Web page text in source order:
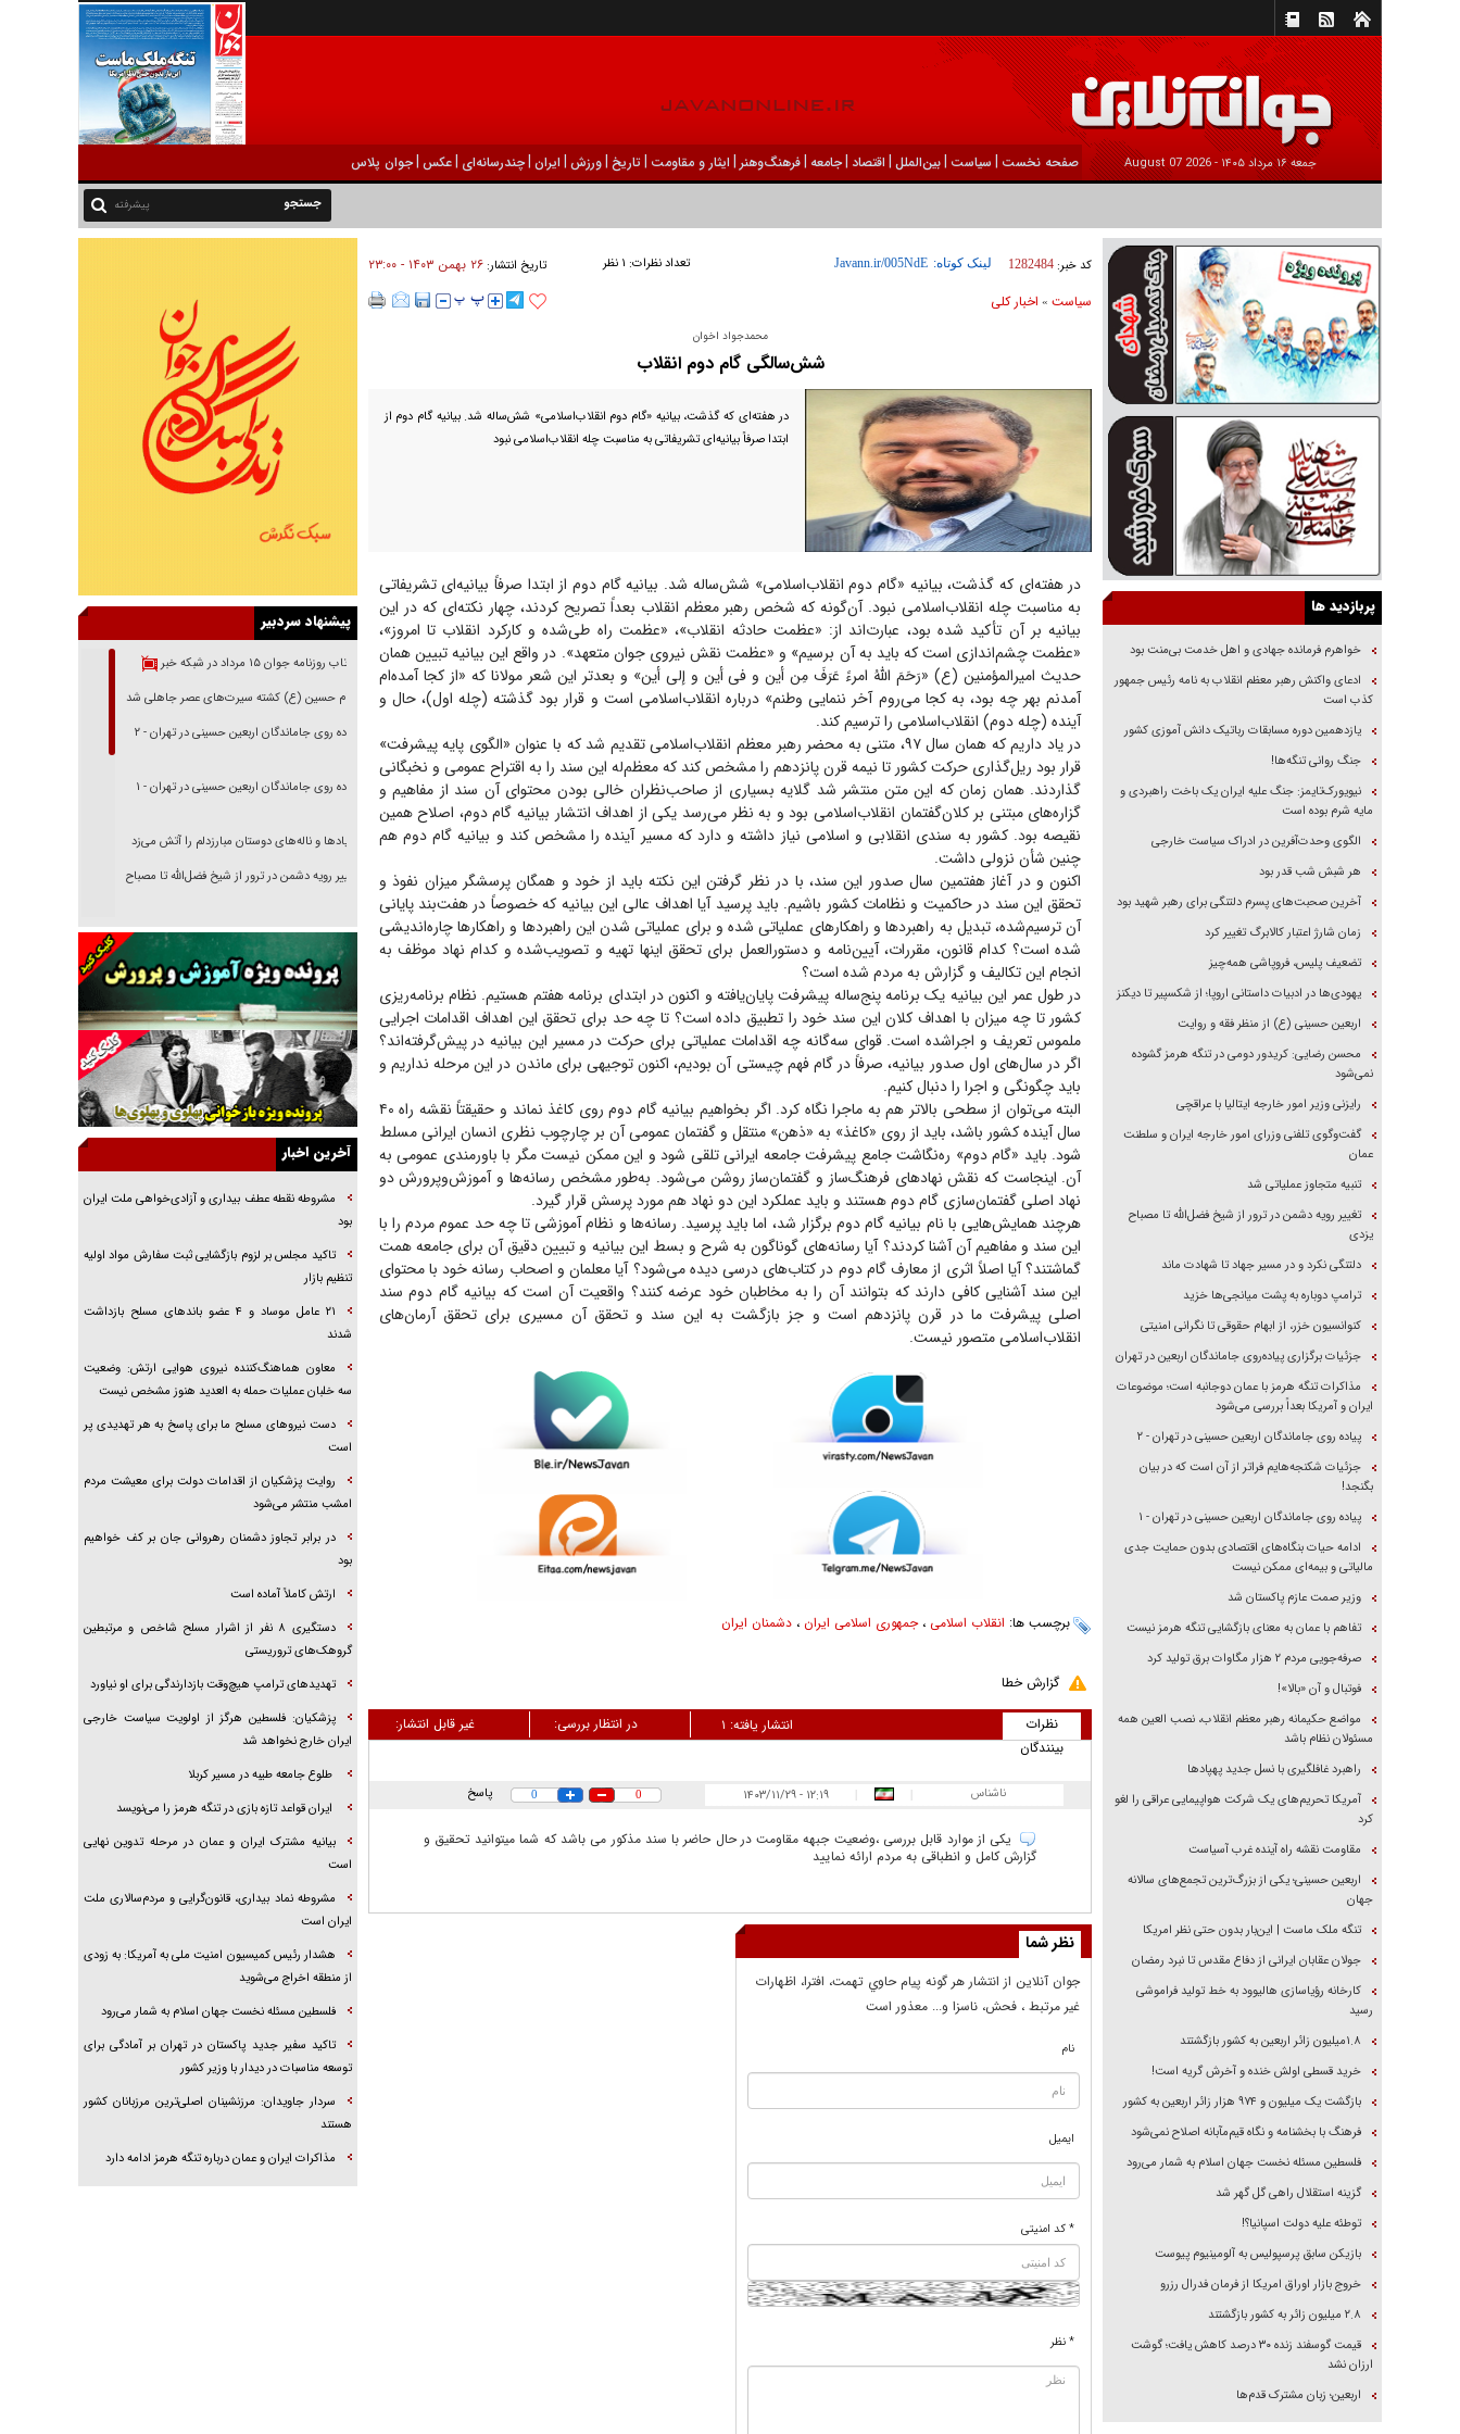
جمعه ۱۶ مرداد ۱۴۰۵ - 2026 August 07 صفحه نخست | سیاست |بين‌الملل | اقتصاد |جامعه |فرهنگ‌و‌هنر | ایثار و مقاومت |تاریخ |ورزش | ايران |چندرسانه‌ای |عکس |جوان پلاس
پیشرفته
کد خبر: 1282484 لینک کوتاه: تعداد نظرات: ۱ نظر تاریخ انتشار:۲۶ بهمن ۱۴۰۳ - ۲۳:۰۰
سیاست» اخبار کلی
محمدجواد اخوان
شش‌سالگی گام دوم انقلاب
در هفته‌ای که گذشت، بیانیه «گام دوم انقلاب‌اسلامی» شش‌ساله شد. بیانیه گام دوم از
ابتدا صرفاً بیانیه‌ای تشریفاتی به مناسبت چله انقلاب‌اسلامی نبود
در هفته‌ای که گذشت، بیانیه «گام دوم انقلاب‌اسلامی» شش‌ساله شد. بیانیه گام دوم از ابتدا صرفاً بیانیه‌ای تشریفاتی
به مناسبت چله انقلاب‌اسلامی نبود. آن‌گونه که شخص رهبر معظم انقلاب بعداً تصریح کردند، چهار نکته‌ای که در این
بیانیه بر آن تأکید شده بود، عبارت‌اند از: «عظمت حادثه انقلاب»، «عظمت راه طی‌شده و کارکرد انقلاب تا امروز»،
«عظمت چشم‌اندازی است که باید به آن برسیم» و «عظمت نقش نیروی جوان متعهد». در واقع این بیانیه تبیین همان
حدیث امیرالمؤمنین (ع) «رَحَمَ اللهُ امرءً عَرَفَ مِن أین و فی أین و إلی أین» و بعدتر این شعر مولانا که «از کجا آمده‌ام
آمدنم بهر چه بود، به کجا می‌روم آخر ننمایی وطنم» درباره انقلاب‌اسلامی است و قرار بود گذشته (چله اول)، حال و
آینده (چله دوم) انقلاب‌اسلامی را ترسیم کند.
در یاد داریم که همان سال ۹۷، متنی به محضر رهبر معظم انقلاب‌اسلامی تقدیم شد که با عنوان «الگوی پایه پیشرفت»
قرار بود ریل‌گذاری حرکت کشور تا نیمه قرن پانزدهم را مشخص کند که معظم‌له این سند را به اقتراح عمومی و نخبگانی
گذاردند. همان زمان که این متن منتشر شد گلایه بسیاری از صاحب‌نظران خالی بودن محتوای آن سند از مفاهیم و
گزاره‌های مبتنی بر کلان‌گفتمان انقلاب‌اسلامی بود و به نظر می‌رسد یکی از اهداف انتشار بیانیه گام دوم، اصلاح همین
نقیصه بود. کشور به سندی انقلابی و اسلامی نیاز داشته و دارد که مسیر آینده را مشخص کند و بیانیه گام دوم هم
چنین شأن نزولی داشت.
اکنون و در آغاز هفتمین سال صدور این سند، با در نظر گرفتن این نکته باید از خود و همگان پرسشگر میزان نفوذ و
تحقق این سند در حاکمیت و نظامات کشور باشیم. باید پرسید آیا اهداف عالی این بیانیه که خصوصاً در هفت‌بند پایانی
آن ترسیم‌شده، تبدیل به راهبرد‌ها و راهکار‌های عملیاتی شده و برای عملیاتی شدن این راهبرد‌ها و راهکار‌ها چاره‌اندیشی
شده است؟ کدام قانون، مقررات، آیین‌نامه و دستورالعمل برای تحقق اینها تهیه و تصویب‌شده و کدام نهاد موظف به
انجام این تکالیف و گزارش به مردم شده است؟
در طول عمر این بیانیه یک برنامه پنج‌ساله پیشرفت پایان‌یافته و اکنون در ابتدای برنامه هفتم هستیم. نظام برنامه‌ریزی
کشور تا چه میزان با اهداف کلان این سند خود را تطبیق داده است؟ تا چه حد برای تحقق این اهداف اقدامات اجرایی
ملموس تعریف و اجراشده است. قوای سه‌گانه چه اقدامات عملیاتی برای حرکت در مسیر این بیانیه در پیش‌گرفته‌اند؟
اگر در سال‌های اول صدور بیانیه، صرفاً در گام فهم چیستی آن بودیم، اکنون توجیهی برای ماندن در این مرحله نداریم و
باید چگونگی و اجرا را دنبال کنیم.
البته می‌توان از سطحی بالاتر هم به ماجرا نگاه کرد. اگر بخواهیم بیانیه گام دوم روی کاغذ نماند و حقیقتاً نقشه راه ۴۰
سال آینده کشور باشد، باید از روی «کاغذ» به «ذهن» منتقل و گفتمان عمومی آن بر چارچوب نظری انسان ایرانی مسلط
شود. باید «گام دوم» ره‌نگاشت جامع پیشرفت جامعه ایرانی تلقی شود و این ممکن نیست مگر با باورمندی عمومی به
آن. اینجاست که نقش نهاد‌های فرهنگ‌ساز و گفتمان‌ساز روشن می‌شود. به‌طور مشخص رسانه‌ها و آموزش‌وپرورش دو
نهاد اصلی گفتمان‌سازی گام دوم هستند و باید عملکرد این دو نهاد هم مورد پرسش قرار گیرد.
هرچند همایش‌هایی با نام بیانیه گام دوم برگزار شد، اما باید پرسید. رسانه‌ها و نظام آموزشی تا چه حد عموم مردم را با
این سند و مفاهیم آن آشنا کردند؟ آیا رسانه‌های گوناگون به شرح و بسط این بیانیه و تبیین دقیق آن برای جامعه همت
گماشتند؟ آیا اصلاً اثری از معارف گام دوم در کتاب‌های درسی دیده می‌شود؟ آیا معلمان و اصحاب رسانه خود با محتوای
این سند آشنایی کافی دارند که بتوانند آن را به مخاطبان خود عرضه کنند؟ واقعیت آن است که بیانیه گام دوم سند
اصلی پیشرفت ما در قرن پانزدهم است و جز بازگشت به این سند و تحقق آن مسیری برای تحقق آرمان‌های
انقلاب‌اسلامی متصور نیست.
برچسب ها: انقلاب اسلامی ،جمهوری اسلامی ایران ، دشمنان ایران
گزارش خطا
نظرات
بینندگان
غیر قابل انتشار: در انتظار بررسی: انتشار یافته: ۱
ناشناس |
| ۱۲:۱۹ - ۱۴۰۳/۱۱/۲۹ 0
0 پاسخ
یکی از موارد قابل بررسی ،وضعیت جبهه مقاومت در حال حاضر با سند مذکور می باشد که شما میتوانید تحقیق و
گزارش کامل و انطباقی به مردم ارائه نمایید
نظر شما
جوان آنلاين از انتشار هر گونه پيام حاوي تهمت، افترا، اظهارات
غير مرتبط ، فحش، ناسزا و... معذور است
نام
ایمیل
* کد امنیتی
* نظر
پربازدید ها
خواهرم فرمانده جهادی و اهل خدمت بی‌منت بود
ادعای واکنش رهبر معظم انقلاب به نامه رئیس جمهور
کذب است
یازدهمین دوره مسابقات رباتیک دانش آموزی کشور
جنگ روانی تنگه‌ها!
نیویورک‌تایمز: جنگ علیه ایران یک باخت راهبردی و
مایه شرم بوده است
الگوی وحدت‌آفرین در ادراک سیاست خارجی
هر شبش شب قدر بود
آخرین صحبت‌های پسرم دلتنگی برای رهبر شهید بود
زمان شارژ اعتبار کالابرگ تغییر کرد
تضعیف پلیس، فروپاشی همه‌چیز
یهودی‌ها در ادبیات داستانی اروپا؛ از شکسپیر تا دیکنز
اربعین حسینی (ع) از منظر فقه و روایت
محسن رضایی: کریدور دومی در تنگه هرمز گشوده
نمی‌شود
رایزنی وزیر امور خارجه ایتالیا با عراقچی
گفت‌وگوی تلفنی وزرای امور خارجه ایران و سلطنت
عمان
تنبیه متجاوز عملیاتی شد
تغییر رویه دشمن در ترور از شیخ فضل‌الله تا مصباح
یزدی
دلتنگی نکرد و در مسیر جهاد تا شهادت ماند
ترامپ دوباره به پشت میانجی‌ها خزید
کنوانسیون خزر، از ابهام حقوقی تا نگرانی امنیتی
جزئیات برگزاری پیاده‌روی جاماندگان اربعین در تهران
مذاکرات تنگه هرمز با عمان دوجانبه است؛ موضوعات
ایران و آمریکا بعداً بررسی می‌شود
پیاده روی جاماندگان اربعین حسینی در تهران - ۲
جزئیات شکنجه‌هایم فراتر از آن است که در بیان
بگنجد!
پیاده روی جاماندگان اربعین حسینی در تهران - ۱
ادامه حیات بنگاه‌های اقتصادی بدون حمایت جدی
مالیاتی و بیمه‌ای ممکن نیست
وزیر صمت عازم پاکستان شد
تفاهم با عمان به معنای بازگشایی تنگه هرمز نیست
صرفه‌جویی مردم ۲ هزار مگاوات برق تولید کرد
فوتبال و آن «بالا»!
مواضع حکیمانه رهبر معظم انقلاب، نصب العین همه
مسئولان نظام باشد
راهبرد غافلگیری با نسل جدید پهپاد‌ها
آمریکا تحریم‌های یک شرکت هواپیمایی عراقی را لغو
کرد
مقاومت نقشه راه آینده غرب آسیاست
اربعین حسینی؛ یکی از بزرگ‌ترین تجمع‌های سالانه
جهان
تنگه ملک ماست | این‌بار بدون حتی نظر امریکا
جولان عقابان ایرانی از دفاع مقدس تا نبرد رمضان
کارخانه رؤیاسازی هالیوود به خط تولید فراموشی
رسید
۱.۸میلیون زائر اربعین به کشور بازگشتند
خرید قسطی اولش خنده و آخرش گریه است!
بازگشت یک میلیون و ۹۷۴ هزار زائر اربعین به کشور
فرهنگ با بخشنامه و نگاه قیم‌مآبانه اصلاح نمی‌شود
فلسطین مسئله نخست جهان اسلام به شمار می‌رود
گزینه استقلال راهی گل گهر شد
توطئه علیه دولت اسپانیا؟!
بازیکن سابق پرسپولیس به آلومینیوم پیوست
خروج بازار اوراق امریکا از فرمان فدرال رزرو
۲.۸ میلیون زائر به کشور بازگشتند
قیمت گوسفند زنده ۳۰ درصد کاهش یافت؛ گوشت
ارزان نشد
اربعین؛ زبان مشترک قدم‌ها
پیشنهاد سردبیر
بازتاب روزنامه جوان ۱۵ مرداد در شبکه خبر
امام حسین (ع) کشته سیرت‌های عصر جاهلی شد
پیاده روی جاماندگان اربعین حسینی در تهران - ۲
پیاده روی جاماندگان اربعین حسینی در تهران - ۱
فریاد‌ها و ناله‌های دوستان مبارزدلم را آتش می‌زد
تغییر رویه دشمن در ترور از شیخ فضل‌الله تا مصباح
خرید قسطی اولش خنده و آخرش گریه است!
فوتبال و آن «بالا»!
راهبرد غافلگیری با نسل جدید پهپاد‌ها
جنجال پزشکان تقلبی در صنعت زیبایی
یهودی‌ها در ادبیات داستانی اروپا؛ از شکسپیر تا
دیکنز
گفت‌وگو با خواهر یکی از شهدای جنگ رمضان/
خواهرم فرمانده جهادی و اهل خدمت بی‌منت بود
بگنجد!
برابر یورش به پاسگاه‌های پلیس
تحلیل ابعاد پیام رهبر انقلاب به حزب‌الله/ مقاومت
نقشه راه آینده غرب آسیا
آخرین اخبار
مشروطه نقطه عطف بیداری و آزادی‌خواهی ملت ایران
بود
تاکید مجلس بر لزوم بازگشایی ثبت سفارش مواد اولیه
تنظیم بازار
۲۱ عامل موساد و ۴ عضو باند‌های مسلح بازداشت
شدند
معاون هماهنگ‌کننده نیروی هوایی ارتش: وضعیت
سه خلبان عملیات حمله به العدید هنوز مشخص نیست
دست نیرو‌های مسلح ما برای پاسخ به هر تهدیدی پر
است
روایت پزشکیان از اقدامات دولت برای معیشت مردم
امشب منتشر می‌شود
در برابر تجاوز دشمنان رهروانی جان بر کف خواهیم
بود
ارتش کاملاً آماده است
دستگیری ۸ نفر از اشرار مسلح شاخص و مرتبطین
گروهک‌های تروریستی
تهدید‌های ترامپ هیچ‌وقت بازدارندگی برای او نیاورد
پزشکیان: فلسطین هرگز از اولویت سیاست خارجی
ایران خارج نخواهد شد
طلوع جامعه طیبه در مسیر کربلا
ایران قواعد تازه بازی در تنگه هرمز را می‌نویسد
بیانیه مشترک ایران و عمان در مرحله تدوین نهایی
است
مشروطه نماد بیداری، قانون‌گرایی و مردم‌سالاری ملت
ایران است
هشدار رئیس کمیسیون امنیت ملی به آمریکا: به زودی
از منطقه اخراج می‌شوید
فلسطین مسئله نخست جهان اسلام به شمار می‌رود
تاکید سفیر جدید پاکستان در تهران بر آمادگی برای
توسعه مناسبات در دیدار با وزیر کشور
سردار جاویدان: مرزنشینان اصلی‌ترین مرزبانان کشور
هستند
مذاکرات ایران و عمان درباره تنگه هرمز ادامه دارد